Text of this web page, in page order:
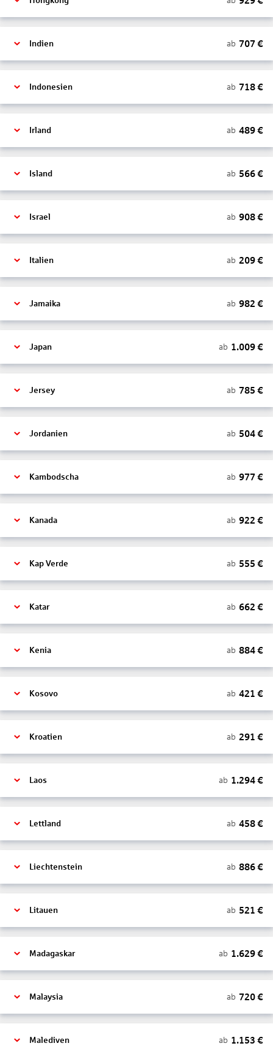
Indien ab 707 €
Indonesien ab 718€
Irland ab 489€
Island ab 566€
Israel ab 908€
Italien ab 209€
Jamaika ab 982 €
Japan ab 1.009€
Jersey ab 785 €
Jordanien ab 504€
Kambodscha ab 977 €
Kanada ab 922 €
Kap Verde ab 555 €
Katar ab 662 €
Kenia ab 884€
Kosovo ab 421 €
Kroatien ab 291 €
Laos ab 1.294€
Lettland ab 458€
Liechtenstein ab 886€
Litauen ab 521 €
Madagaskar ab 1.629€
Malaysia ab 720€
Malediven ab 1.153 €